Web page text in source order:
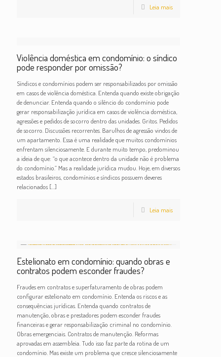
Leia mais
Violência doméstica em condomínio: o síndico
pode responder por omissão?
Síndicos e condomínios podem ser responsabilizados por omissão
em casos de violência doméstica. Entenda quando existe obrigação
de denunciar. Entenda quando o silêncio do condomínio pode
gerar responsabilização jurídica em casos de violência doméstica,
agressões e pedidos de socorro dentro das unidades. Gritos. Pedidos
de socorro. Discussões recorrentes. Barulhos de agressão vindos de
um apartamento. Essa é uma realidade que muitos condomínios
enfrentam silenciosamente. E durante muito tempo, predominou
a ideia de que: “o que acontece dentro da unidade não é problema
do condomínio.” Mas a realidade jurídica mudou. Hoje, em diversos
estados brasileiros, condomínios e síndicos possuem deveres
relacionados[…]
Leia mais
Estelionato em condomínio: quando obras e
contratos podem esconder fraudes?
Fraudes em contratos e superfaturamento de obras podem
configurar estelionato em condomínio. Entenda os riscos e as
consequências jurídicas. Entenda quando contratos de
manutenção, obras e prestadores podem esconder fraudes
financeiras e gerar responsabilização criminal no condomínio.
Obras emergenciais. Contratos de manutenção. Reformas
aprovadas em assembleia. Tudo isso faz parte da rotina de um
condomínio. Mas existe um problema que cresce silenciosamente